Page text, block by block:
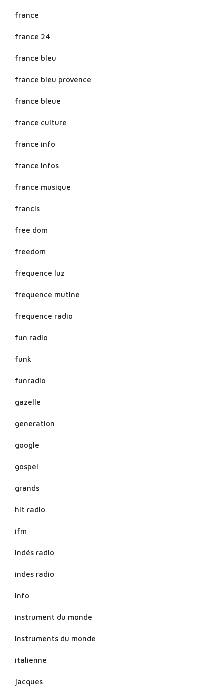
france
france 24
france bleu
france bleu provence
france bleue
france culture
france info
france infos
france musique
francis
free dom
freedom
frequence luz
frequence mutine
frequence radio
fun radio
funk
funradio
gazelle
generation
google
gospel
grands
hit radio
ifm
indés radio
indes radio
info
instrument du monde
instruments du monde
italienne
jacques